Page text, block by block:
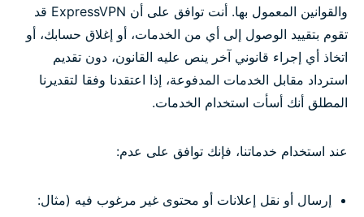
والقوانين المعمول بها. أنت توافق على أن ExpressVPN قد
تقوم بتقييد الوصول إلى أي من الخدمات، أو إغلاق حسابك، أو
اتخاذ أي إجراء قانوني آخر ينص عليه القانون، دون تقديم
استرداد مقابل الخدمات المدفوعة، إذا اعتقدنا وفقا لتقديرنا
المطلق أنك أسأت استخدام الخدمات.
عند استخدام خدماتنا، فإنك توافق على عدم:
إرسال أو نقل إعلانات أو محتوى غير مرغوب فيه (مثال: